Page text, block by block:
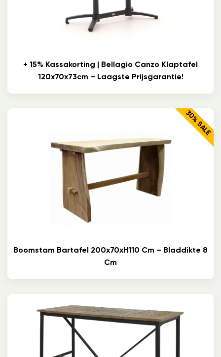
+ 15% Kassakorting | Bellagio Canzo Klaptafel
120x70x73cm – Laagste Prijsgarantie!
30% SALE
Boomstam Bartafel 200x70xH110 Cm – Bladdikte 8
Cm